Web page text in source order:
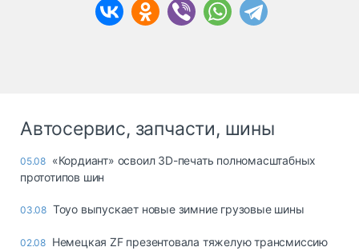
Автосервис, запчасти, шины
05.08 «Кордиант» освоил 3D-печать полномасштабных
прототипов шин
03.08 Toyo выпускает новые зимние грузовые шины
02.08 Немецкая ZF презентовала тяжелую трансмиссию